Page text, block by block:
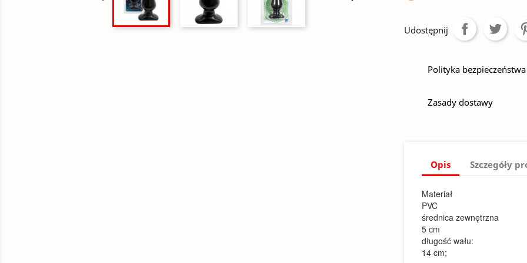
Udostępnij
Polityka bezpieczeństwa
Zasady dostawy
Opis Szczegóły
Materiał
PVC
średnica zewnętrzna
5 cm
długość wału:
14 cm;